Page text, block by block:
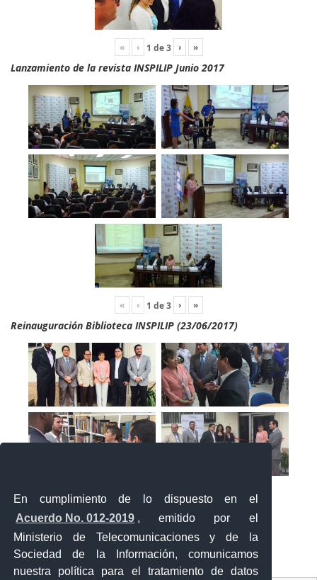
En cumplimiento de lo dispuesto en el
Acuerdo No. 012-2019 , emitido por el
Ministerio de Telecomunicaciones y de la
Sociedad de la Información, comunicamos
nuestra política para el tratamiento de datos
« ‹ 1 de3 › »
Lanzamiento de la revista INSPILIP Junio 2017
« ‹ 1 de3 › »
Reinauguración Biblioteca INSPILIP (23/06/2017)